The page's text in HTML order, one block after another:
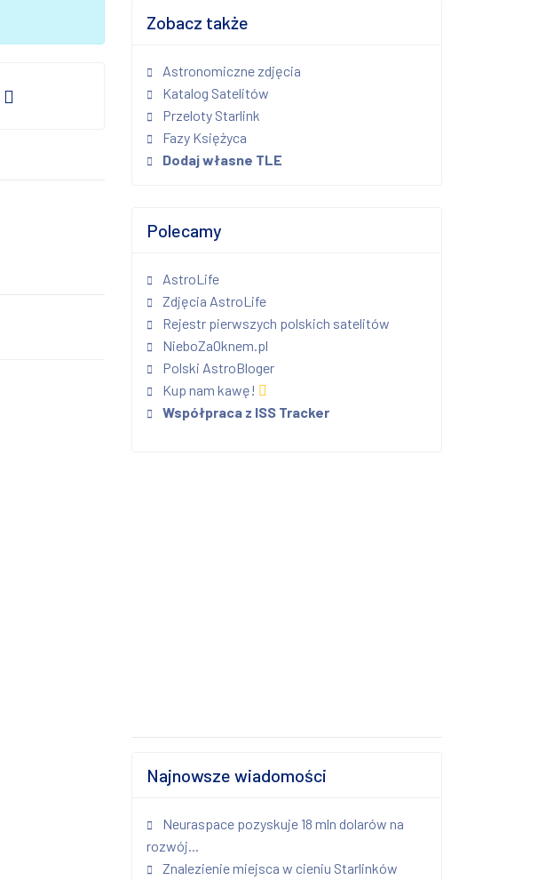
Zobacz także
Astronomiczne zdjęcia
Katalog Satelitów
Przeloty Starlink
Fazy Księżyca
Dodaj własne TLE
Polecamy
AstroLife
Zdjęcia AstroLife
Rejestr pierwszych polskich satelitów
NieboZaOknem.pl
Polski AstroBloger
Kup nam kawę!
Współpraca z ISS Tracker
Najnowsze wiadomości
Neuraspace pozyskuje 18 mln dolarów na
rozwój...
Znalezienie miejsca w cieniu Starlinków